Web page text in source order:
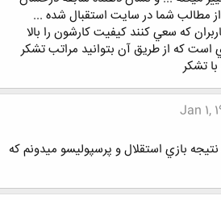
مطالب شما در سايت استقبال شده ...
كه سعي كنند كيفيت كارشون را بالا
است كه از طريق آن بتوانيد مراتب تشكر
تشكر
Jan 1,
بازي استقلال و پرسپوليسو ميدونم كه